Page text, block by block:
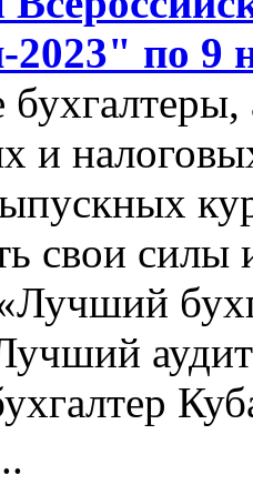
2023" по 9
и
свои силы